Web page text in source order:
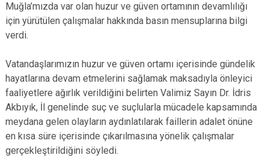
Muğla’mızda var olan huzur ve güven ortamının devamlılığı
için yürütülen çalışmalar hakkında basın mensuplarına bilgi
verdi.
Vatandaşlarımızın huzur ve güven ortamı içerisinde gündelik
hayatlarına devam etmelerini sağlamak maksadıyla önleyici
faaliyetlere ağırlık verildiğini belirten Valimiz Sayın Dr. İdris
Akbıyık, İl genelinde suç ve suçlularla mücadele kapsamında
meydana gelen olayların aydınlatılarak faillerin adalet önüne
en kısa süre içerisinde çıkarılmasına yönelik çalışmalar
gerçekleştirildiğini söyledi.